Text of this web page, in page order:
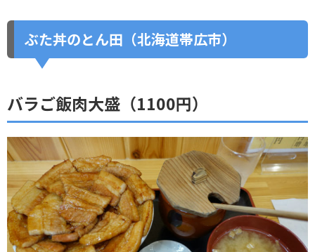
ぶた丼のとん田（北海道帯広市）
バラご飯肉大盛（1100円）